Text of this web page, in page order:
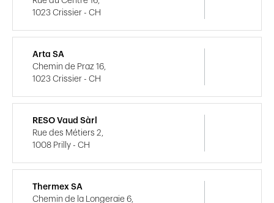
1023 Crissier - CH
Arta SA
Chemin de Praz 16,
1023 Crissier - CH
RESO Vaud Sàrl
Rue des Métiers 2,
1008 Prilly - CH
Thermex SA
Chemin de la Longeraie 6,